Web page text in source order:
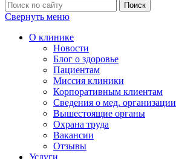
Поиск
Свернуть меню
О клинике
Новости
Блог о здоровье
Пациентам
Миссия клиники
Корпоративным клиентам
Сведения о мед. организации
Вышестоящие органы
Охрана труда
Вакансии
Отзывы
Услуги